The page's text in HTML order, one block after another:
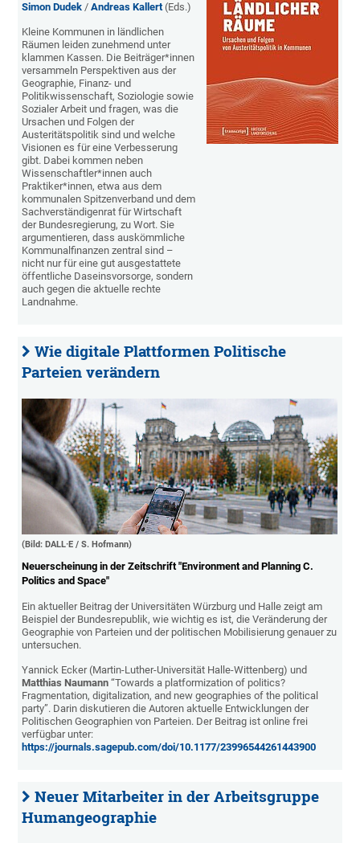
Simon Dudek /Andreas Kallert(Eds.)
Kleine Kommunen in ländlichen
Räumen leiden zunehmend unter
klammen Kassen. Die Beiträger*innen
versammeln Perspektiven aus der
Geographie, Finanz- und
Politikwissenschaft, Soziologie sowie
Sozialer Arbeit und fragen, was die
Ursachen und Folgen der
Austeritätspolitik sind und welche
Visionen es für eine Verbesserung
gibt. Dabei kommen neben
Wissenschaftler*innen auch
Praktiker*innen, etwa aus dem
kommunalen Spitzenverband und dem
Sachverständigenrat für Wirtschaft
der Bundesregierung, zu Wort. Sie
argumentieren, dass auskömmliche
Kommunalfinanzen zentral sind –
nicht nur für eine gut ausgestattete
öffentliche Daseinsvorsorge, sondern
auch gegen die aktuelle rechte
Landnahme.
Wie digitale Plattformen Politische
Parteien verändern
(Bild: DALL·E / S. Hofmann)
Neuerscheinung in der Zeitschrift "Environment and Planning C.
Politics and Space"
Ein aktueller Beitrag der Universitäten Würzburg und Halle zeigt am
Beispiel der Bundesrepublik, wie wichtig es ist, die Veränderung der
Geographie von Parteien und der politischen Mobilisierung genauer zu
untersuchen.
Yannick Ecker (Martin-Luther-Universität Halle-Wittenberg) und
Matthias Naumann“Towards a platformization of politics?
Fragmentation, digitalization, and new geographies of the political
party”. Darin diskutieren die Autoren aktuelle Entwicklungen der
Politischen Geographien von Parteien. Der Beitrag ist online frei
verfügbar unter:
https://journals.sagepub.com/doi/10.1177/23996544261443900
Neuer Mitarbeiter in der Arbeitsgruppe
Humangeographie